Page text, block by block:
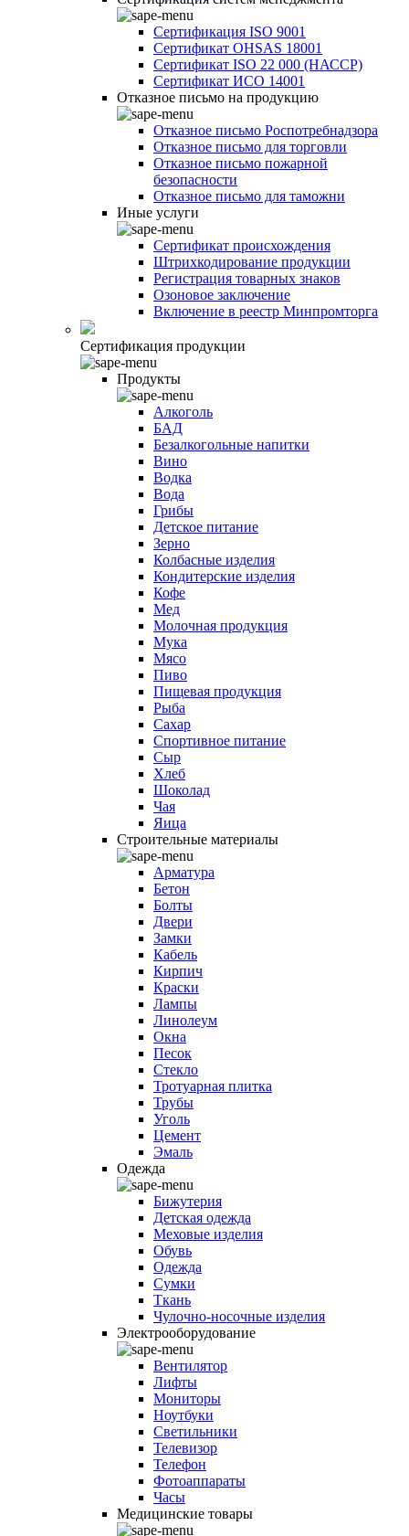
Сертификация ISO 9001
Сертификат OHSAS 18001
Сертификат ISO 22 000 (НАССР)
Сертификат ИСО 14001
Отказное письмо на продукцию
Отказное письмо Роспотребнадзора
Отказное письмо для торговли
Отказное письмо пожарной
безопасности
Отказное письмо для таможни
Иные услуги
Сертификат происхождения
Штрихкодирование продукции
Регистрация товарных знаков
Озоновое заключение
Включение в реестр Минпромторга
Сертификация продукции
Продукты
Алкоголь
БАД
Безалкогольные напитки
Вино
Водка
Вода
Грибы
Детское питание
Зерно
Колбасные изделия
Кондитерские изделия
Кофе
Мед
Молочная продукция
Мука
Мясо
Пиво
Пищевая продукция
Рыба
Сахар
Спортивное питание
Сыр
Хлеб
Шоколад
Чая
Яица
Строительные материалы
Арматура
Бетон
Болты
Двери
Замки
Кабель
Кирпич
Краски
Лампы
Линолеум
Окна
Песок
Стекло
Тротуарная плитка
Трубы
Уголь
Цемент
Эмаль
Одежда
Бижутерия
Детская одежда
Меховые изделия
Обувь
Одежда
Сумки
Ткань
Чулочно-носочные изделия
Электрооборудование
Вентилятор
Лифты
Мониторы
Ноутбуки
Светильники
Телевизор
Телефон
Фотоаппараты
Часы
Медицинские товары